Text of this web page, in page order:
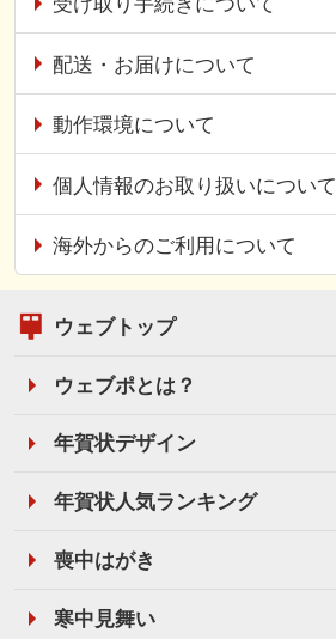
配送・お届けについて
動作環境について
個人情報のお取り扱いについて
海外からのご利用について
ウェブトップ
ウェブポとは？
年賀状デザイン
年賀状人気ランキング
喪中はがき
寒中見舞い